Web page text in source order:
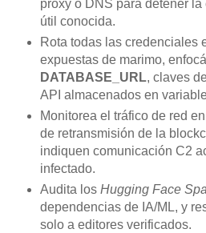
proxy o DNS para detener
útil conocida.
Rota todas las credenciales
expuestas de marimo,
DATABASE_URL, claves
API almacenados en
Monitorea el tráfico de red
de retransmisión de la
indiquen comunicación C2
infectado.
Audita los Hugging Face
dependencias de IA/ML, y
solo a editores verificados.